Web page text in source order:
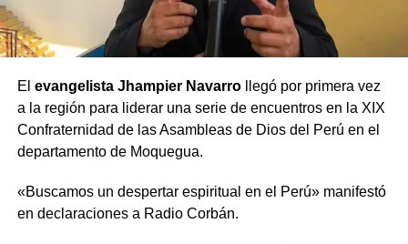
El evangelista Jhampier Navarrollegó por primera vez
a la región para liderar una serie de encuentros en la XIX
Confraternidad de las Asambleas de Dios del Perú en el
departamento de Moquegua.
«Buscamos un despertar espiritual en el Perú» manifestó
en declaraciones a Radio Corbán.